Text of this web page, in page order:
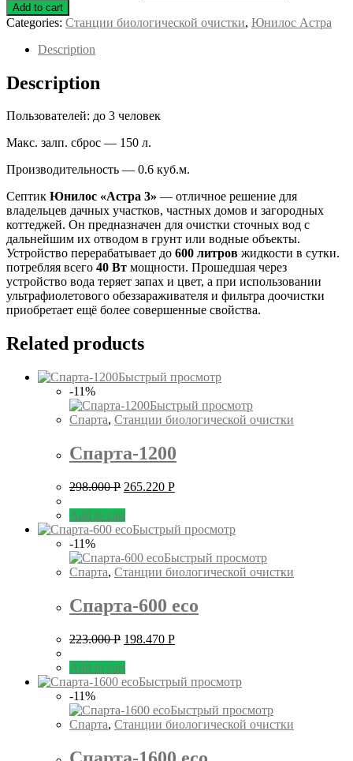
Add to cart
Categories: Станции биологической очистки, Юнилос Астра
Description
Description
Пользователей: до 3 человек
Макс. залп. сброс — 150 л.
Производительность — 0.6 куб.м.
Септик Юнилос «Астра 3» — отличное решение для
владельцев дачных участков, частных домов и загородных
коттеджей. Он предназначен для очистки сточных вод с
дальнейшим их отводом в грунт или водные объекты.
Устройство перерабатывает до 600 литров жидкости в сутки.
потребляя всего 40 Вт мощности. Прошедшая через
устройство вода теряет запах и цвет, а при использовании
ультрафиолетового обеззараживателя и фильтра доочистки
приобретает ещё более совершенные свойства.
Related products
Быстрый просмотр
-11%
Быстрый просмотр
Спарта, Станции биологической очистки
Спарта-1200
298.000Р 265.220 Р
Add to cart
Быстрый просмотр
-11%
Быстрый просмотр
Спарта, Станции биологической очистки
Спарта-600 eco
223.000Р 198.470 Р
Add to cart
Быстрый просмотр
-11%
Быстрый просмотр
Спарта, Станции биологической очистки